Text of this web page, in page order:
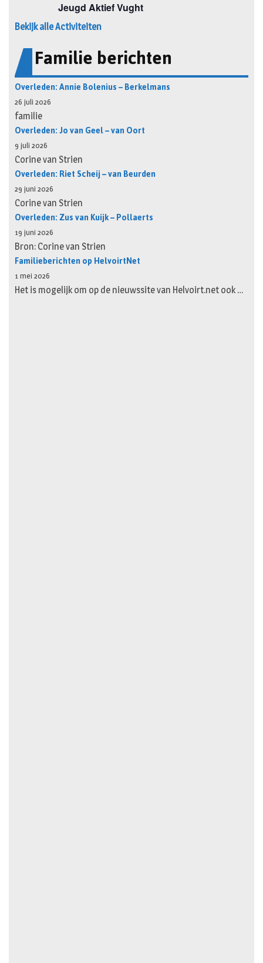
Bekijk alle Activiteiten
Familie berichten
Overleden: Annie Bolenius – Berkelmans
26 juli 2026
familie
Overleden: Jo van Geel – van Oort
9 juli 2026
Corine van Strien
Overleden: Riet Scheij – van Beurden
29 juni 2026
Corine van Strien
Overleden: Zus van Kuijk – Pollaerts
19 juni 2026
Bron: Corine van Strien
Familieberichten op HelvoirtNet
1 mei 2026
Het is mogelijk om op de nieuwssite van Helvoirt.net ook …